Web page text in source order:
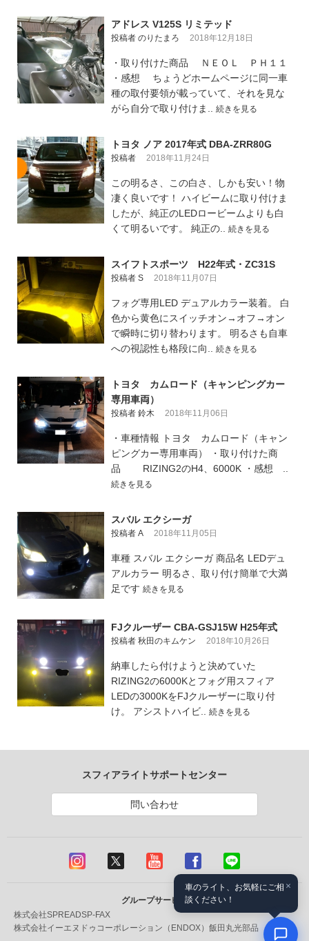
アドレス V125S リミテッド
投稿者 のりたまろ 2018年12月18日
・取り付けた商品 ＮＥＯＬ ＰＨ１１
・感想 ちょうどホームページに同一車
種の取付要領が載っていて、それを見な
がら自分で取り付けま.. 続きを見る
トヨタ ノア 2017年式 DBA-ZRR80G
投稿者 2018年11月24日
この明るさ、この白さ、しかも安い！物
凄く良いです！ ハイビームに取り付けま
したが、純正のLEDロービームよりも白
くて明るいです。 純正の.. 続きを見る
スイフトスポーツ H22年式・ZC31S
投稿者 S 2018年11月07日
フォグ専用LED デュアルカラー装着。 白
色から黄色にスイッチオン→オフ→オン
で瞬時に切り替わります。 明るさも自車
への視認性も格段に向.. 続きを見る
トヨタ カムロード（キャンピングカー
専用車両）
投稿者 鈴木 2018年11月06日
・車種情報 トヨタ カムロード（キャン
ピングカー専用車両） ・取り付けた商
品 RIZING2のH4、6000K ・感想 ..
続きを見る
スバル エクシーガ
投稿者 A 2018年11月05日
車種 スバル エクシーガ 商品名 LEDデュ
アルカラー 明るさ、取り付け簡単で大満
足です 続きを見る
FJクルーザー CBA-GSJ15W H25年式
投稿者 秋田のキムケン 2018年10月26日
納車したら付けようと決めていた
RIZING2の6000Kとフォグ用スフィア
LEDの3000KをFJクルーザーに取り付
け。 アシストハイビ.. 続きを見る
スフィアライトサポートセンター
問い合わせ
グループサービス
株式会社SPREADSP-FAX
株式会社イーエヌドゥコーポレーション（ENDOX） 飯田丸光部品
×
車のライト、お気軽にご相
談ください！